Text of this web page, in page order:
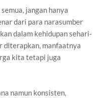
jangan hanya
dari para narasumber
dalam kehidupan sehari-
diterapkan, manfaatnya
kita tetapi juga
namun konsisten,